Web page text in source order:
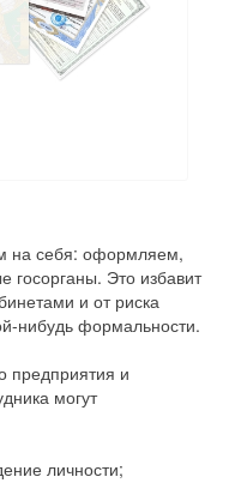
на себя: оформляем,
Это избавит
и от риска
нибудь формальности.
предприятия и
могут
личности;